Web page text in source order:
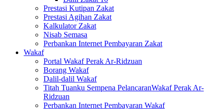
Prestasi Kutipan Zakat
Prestasi Agihan Zakat
Kalkulator Zakat
Nisab Semasa
Perbankan Internet Pembayaran Zakat
Wakaf
Portal Wakaf Perak Ar-Ridzuan
Borang Wakaf
Dalil-dalil Wakaf
Titah Tuanku Sempena PelancaranWakaf Perak Ar-
Ridzuan
Perbankan Internet Pembayaran Wakaf